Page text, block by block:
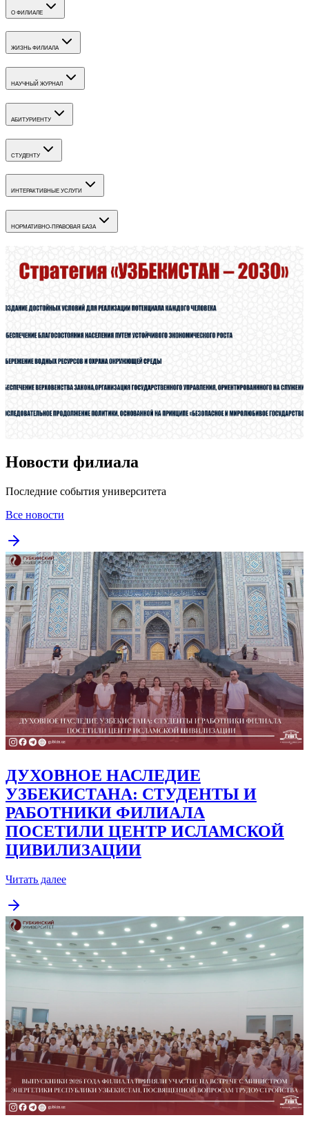
О ФИЛИАЛЕ
ЖИЗНЬ ФИЛИАЛА
НАУЧНЫЙ ЖУРНАЛ
АБИТУРИЕНТУ
СТУДЕНТУ
ИНТЕРАКТИВНЫЕ УСЛУГИ
НОРМАТИВНО-ПРАВОВАЯ БАЗА
Новости филиала
Последние события университета
Все новости
ДУХОВНОЕ НАСЛЕДИЕ
УЗБЕКИСТАНА: СТУДЕНТЫ И
РАБОТНИКИ ФИЛИАЛА
ПОСЕТИЛИ ЦЕНТР ИСЛАМСКОЙ
ЦИВИЛИЗАЦИИ
Читать далее